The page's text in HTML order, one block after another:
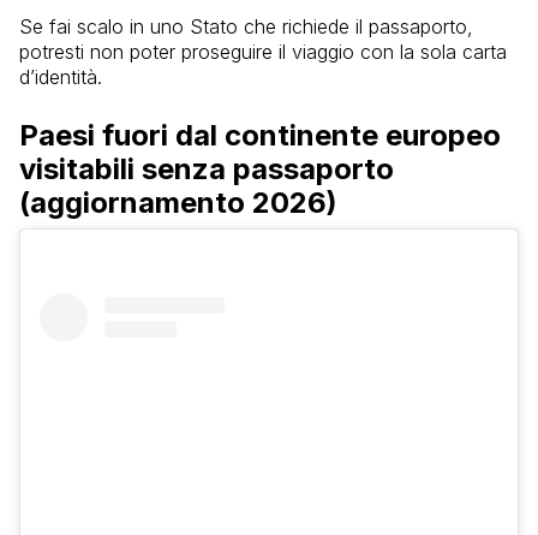
Se fai scalo in uno Stato che richiede il passaporto,
potresti non poter proseguire il viaggio con la sola carta
d’identità.
Paesi fuori dal continente europeo
visitabili senza passaporto
(aggiornamento 2026)